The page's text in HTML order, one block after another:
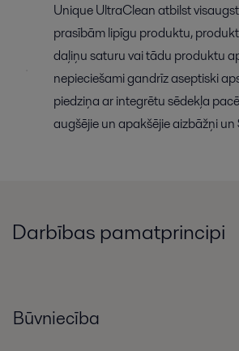
Unique UltraClean atbilst
prasībām lipīgu produktu,
daļiņu saturu vai tādu produktu
nepieciešami gandrīz aseptiski
piedziņa ar integrētu sēdekļa
augšējie un apakšējie aizbāžņi
Darbības pamatprincipi
Būvniecība